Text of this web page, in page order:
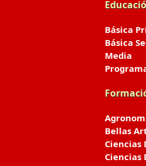
Básica
Básica
Media
Bellas
Ciencias
Ciencias